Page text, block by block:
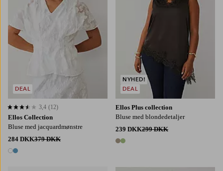
Ellos Collection
Bluse med jacquardmønstre
284 DKK379 DKK
2 farver
3,4 baseret på 12 bedømmelser
3,4 (12)
DEAL
Ellos Plus collection
Bluse med blondedetaljer
239 DKK299 DKK
2 farver
NYHED!
DEAL